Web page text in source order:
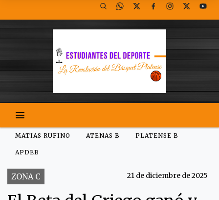
MATIAS RUFINO ATENAS B PLATENSE B
APDEB
ZONA C 21 de diciembre de 2025